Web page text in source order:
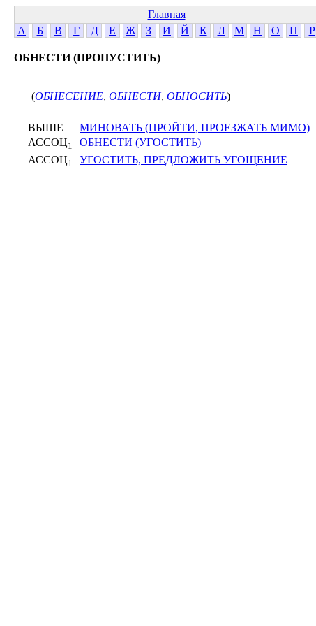
Главная
А
Б В Г Д Е Ж З И Й К Л М Н О П Р
ОБНЕСТИ (ПРОПУСТИТЬ)
(ОБНЕСЕНИЕ, ОБНЕСТИ, ОБНОСИТЬ)
ВЫШЕ
МИНОВАТЬ (ПРОЙТИ, ПРОЕЗЖАТЬ МИМО)
АССОЦ1
ОБНЕСТИ (УГОСТИТЬ)
АССОЦ1 УГОСТИТЬ, ПРЕДЛОЖИТЬ УГОЩЕНИЕ